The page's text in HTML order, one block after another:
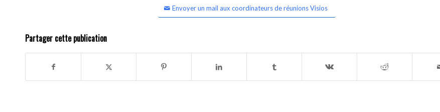
Envoyer un mail aux coordinateurs de réunions Visios
Partager cette publication